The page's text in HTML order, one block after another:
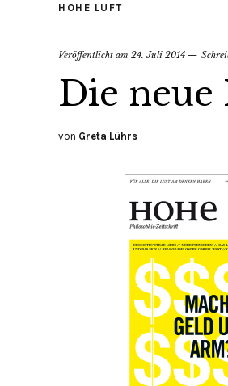
HOHE LUFT
Veröffentlicht am 24. Juli 2014
Die neue
von Greta Lührs